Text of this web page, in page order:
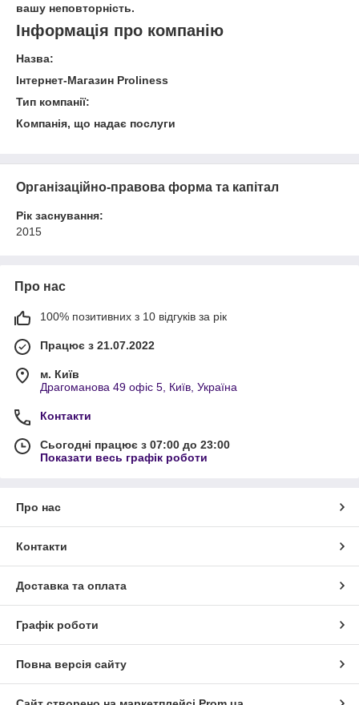
вашу неповторність.
Інформація про компанію
Назва:
Інтернет-Магазин Proliness
Тип компанії:
Компанія, що надає послуги
Організаційно-правова форма та капітал
Рік заснування:
2015
Про нас
100% позитивних з 10 відгуків за рік
Працює з 21.07.2022
м. Київ
Драгоманова 49 офіс 5, Київ, Україна
Контакти
Сьогодні працює з 07:00 до 23:00
Показати весь графік роботи
Про нас
Контакти
Доставка та оплата
Графік роботи
Повна версія сайту